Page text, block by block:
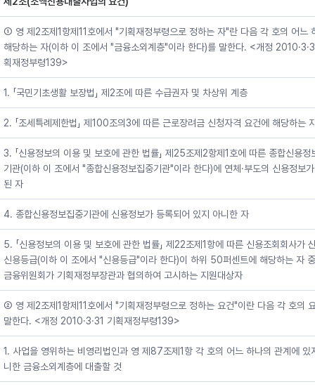
① 영 제2조제1항제11호에서 "기획재정부령으로 정하는 자"란 다음 각 호의 어느
해당하는 자(이하 이 조에서 "금융소외계층"이라 한다)를 말한다. <개정
획재정부령139>
1. 「국민기초생활 보장법」 제2조에 따른 수급권자 및 차상위 계층
2. 「조세특례제한법」 제100조의3에 따른 근로장려금 신청자격 요건에 해당하는
3. 「신용정보의 이용 및 보호에 관한 법률」 제25조제2항제1호에 따른 종합신용정
기관(이하 이 조에서 "종합신용정보집중기관"이라 한다)에 연체·부도의 신용정보
된 자
4. 종합신용정보집중기관에 신용정보가 등록되어 있지 아니한 자
5. 「신용정보의 이용 및 보호에 관한 법률」 제22조제1항에 따른 신용조회회사가
신용등급(이하 이 조에서 "신용등급"이라 한다)이 하위 50퍼센트에 해당하는 자
금융위원회가 기획재정부장관과 협의하여 고시하는 지원대상자
② 영 제2조제1항제11호에서 "기획재정부령으로 정하는 요건"이란 다음 각 호의
말한다. <개정 2010·3·31 기획재정부령139>
1. 사업을 영위하는 비영리법인과 영 제87조제1항 각 호의 어느 하나의 관계에 있
니한 금융소외계층에 대출할 것